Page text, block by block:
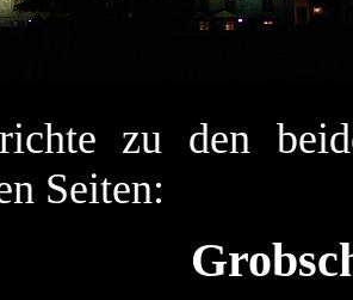
zu den
Seiten: